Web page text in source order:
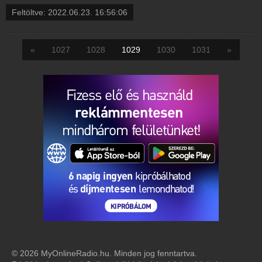
Feltöltve: 2022.06.23. 16:56:06
« 1027 1028 1029 1030 1031 »
© 2026 MyOnlineRadio.hu. Minden jog fenntartva.